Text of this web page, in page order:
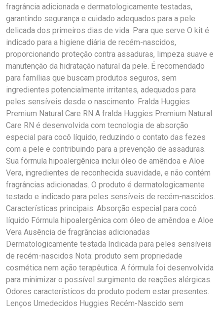
fragrância adicionada e dermatologicamente testadas,
garantindo segurança e cuidado adequados para a pele
delicada dos primeiros dias de vida. Para que serve O kit é
indicado para a higiene diária de recém-nascidos,
proporcionando proteção contra assaduras, limpeza suave e
manutenção da hidratação natural da pele. É recomendado
para famílias que buscam produtos seguros, sem
ingredientes potencialmente irritantes, adequados para
peles sensíveis desde o nascimento. Fralda Huggies
Premium Natural Care RN A fralda Huggies Premium Natural
Care RN é desenvolvida com tecnologia de absorção
especial para cocô líquido, reduzindo o contato das fezes
com a pele e contribuindo para a prevenção de assaduras.
Sua fórmula hipoalergênica inclui óleo de amêndoa e Aloe
Vera, ingredientes de reconhecida suavidade, e não contém
fragrâncias adicionadas. O produto é dermatologicamente
testado e indicado para peles sensíveis de recém-nascidos.
Características principais: Absorção especial para cocô
líquido Fórmula hipoalergênica com óleo de amêndoa e Aloe
Vera Ausência de fragrâncias adicionadas
Dermatologicamente testada Indicada para peles sensíveis
de recém-nascidos Nota: produto sem propriedade
cosmética nem ação terapêutica. A fórmula foi desenvolvida
para minimizar o possível surgimento de reações alérgicas.
Odores característicos do produto podem estar presentes.
Lenços Umedecidos Huggies Recém-Nascido sem